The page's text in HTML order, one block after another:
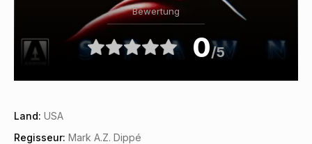
Bewertung
0/5
Land: USA
Regisseur: Mark A.Z. Dippé